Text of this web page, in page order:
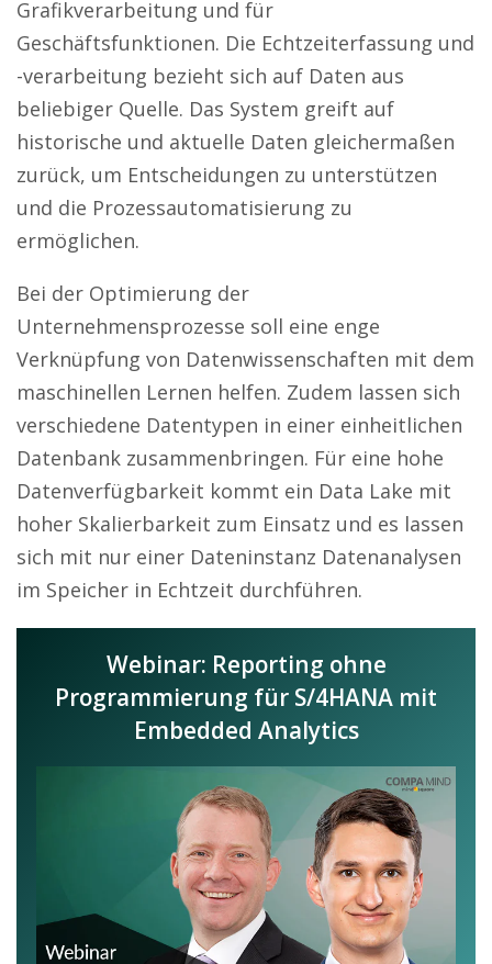
Grafikverarbeitung und für
Geschäftsfunktionen. Die Echtzeiterfassung und
-verarbeitung bezieht sich auf Daten aus
beliebiger Quelle. Das System greift auf
historische und aktuelle Daten gleichermaßen
zurück, um Entscheidungen zu unterstützen
und die Prozessautomatisierung zu
ermöglichen.
Bei der Optimierung der
Unternehmensprozesse soll eine enge
Verknüpfung von Datenwissenschaften mit dem
maschinellen Lernen helfen. Zudem lassen sich
verschiedene Datentypen in einer einheitlichen
Datenbank zusammenbringen. Für eine hohe
Datenverfügbarkeit kommt ein Data Lake mit
hoher Skalierbarkeit zum Einsatz und es lassen
sich mit nur einer Dateninstanz Datenanalysen
im Speicher in Echtzeit durchführen.
Webinar: Reporting ohne
Programmierung für S/4HANA mit
Embedded Analytics